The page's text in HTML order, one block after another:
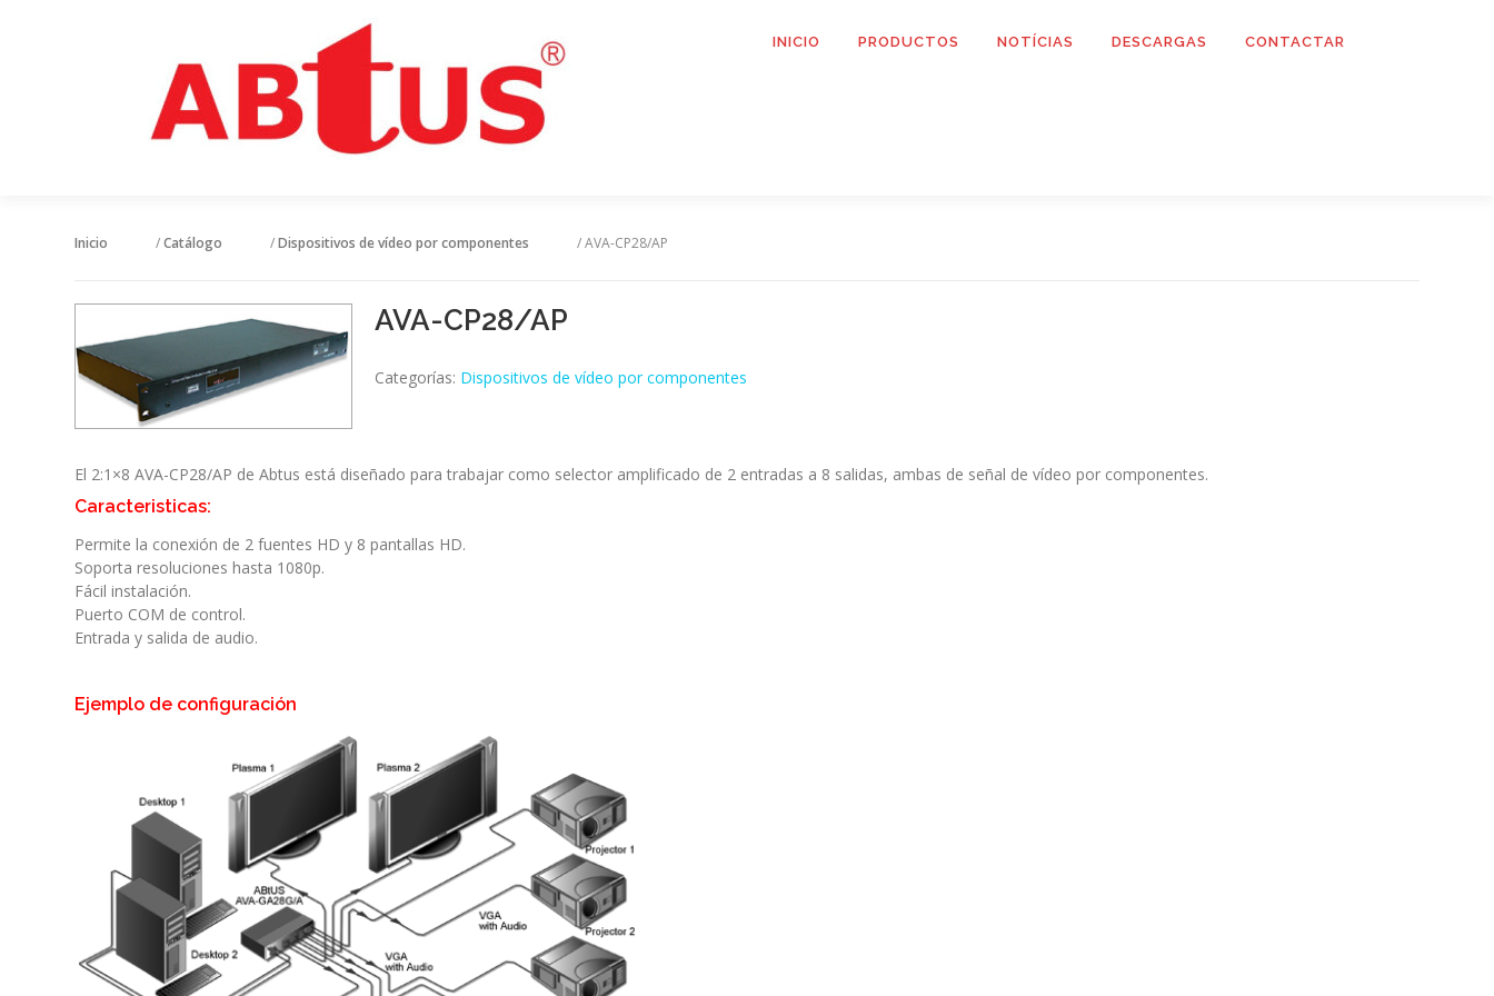
INICIO PRODUCTOS NOTÍCIAS DESCARGAS CONTACTAR
Inicio /Catálogo /Dispositivos de vídeo por componentes / AVA-CP28/AP
AVA-CP28/AP
Categorías: Dispositivos de vídeo por componentes
El 2:1×8 AVA-CP28/AP de Abtus está diseñado para trabajar como selector amplificado de 2 entradas a 8 salidas, ambas de señal de vídeo por componentes.
Caracteristicas:
Permite la conexión de 2 fuentes HD y 8 pantallas HD.
Soporta resoluciones hasta 1080p.
Fácil instalación.
Puerto COM de control.
Entrada y salida de audio.
Ejemplo de configuración